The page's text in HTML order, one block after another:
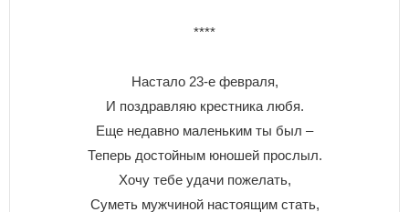
****
Настало 23-е февраля,
И поздравляю крестника любя.
Еще недавно маленьким ты был –
Теперь достойным юношей прослыл.
Хочу тебе удачи пожелать,
Суметь мужчиной настоящим стать,